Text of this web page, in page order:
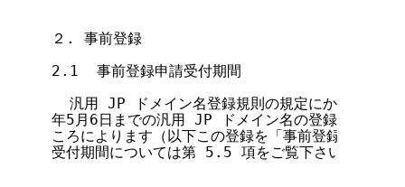
２. 事前登録
2.1  事前登録申請受付期間
汎用 JP ドメイン名登録規則の規定にかかわら
年5月6日までの汎用 JP ドメイン名の登録申請の取
ころによります（以下この登録を「事前登録」とい
受付期間については第 5.5 項をご覧下さい。